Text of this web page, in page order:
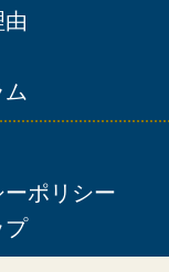
ム
ポリシー
プ